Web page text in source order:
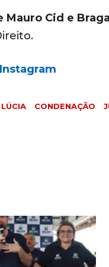
Mauro Cid e
Instagram
CONDENAÇÃO